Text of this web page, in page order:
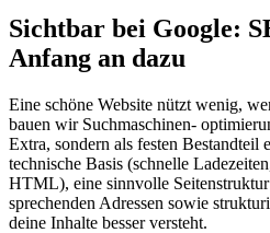
Sichtbar bei Google:
Anfang an dazu
Eine schöne Website nützt wenig,
bauen wir Suchmaschinen-
Extra, sondern als festen Bestandteil
technische Basis (schnelle
HTML), eine sinnvolle
sprechenden Adressen sowie
deine Inhalte besser versteht.